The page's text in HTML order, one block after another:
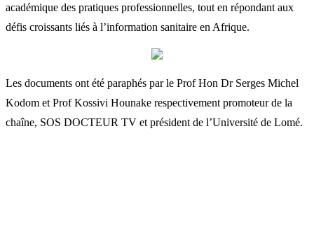
académique des pratiques professionnelles, tout en répondant aux
défis croissants liés à l’information sanitaire en Afrique.
Les documents ont été paraphés par le Prof Hon Dr Serges Michel
Kodom et Prof Kossivi Hounake respectivement promoteur de la
chaîne, SOS DOCTEUR TV et président de l’Université de Lomé.